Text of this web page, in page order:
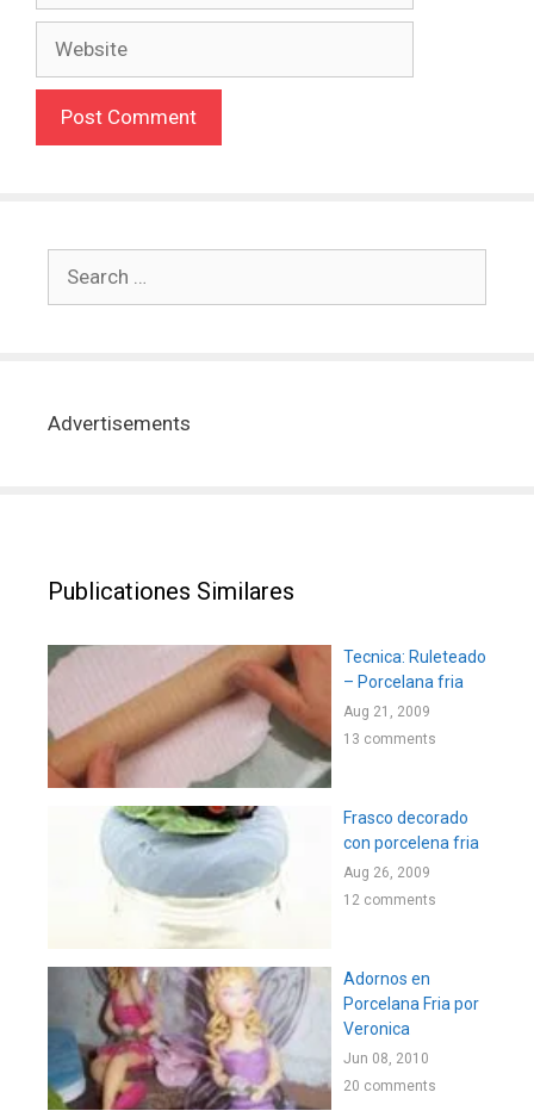
Advertisements
Publicationes Similares
Tecnica: Ruleteado
– Porcelana fria
Aug 21, 2009
13 comments
Frasco decorado
con porcelena fria
Aug 26, 2009
12 comments
Adornos en
Porcelana Fria por
Veronica
Jun 08, 2010
20 comments